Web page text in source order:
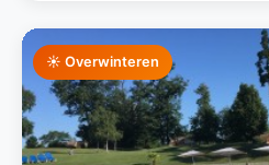
☀️ Overwinteren